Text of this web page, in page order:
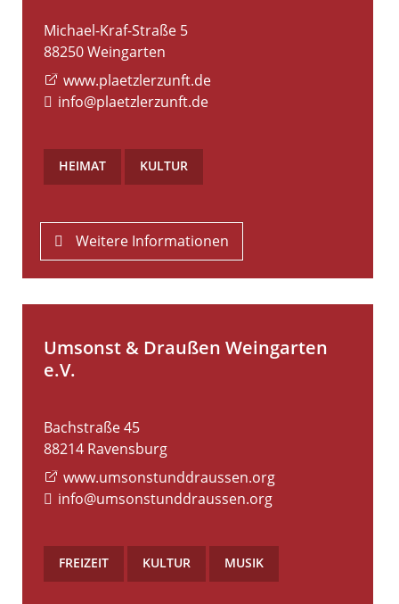
Michael-Kraf-Straße 5
88250Weingarten
www.plaetzlerzunft.de
info@plaetzlerzunft.de
HEIMAT KULTUR
Weitere Informationen
Umsonst & Draußen Weingarten
e.V.
Bachstraße 45
88214 Ravensburg
www.umsonstunddraussen.org
info@umsonstunddraussen.org
FREIZEIT KULTUR MUSIK